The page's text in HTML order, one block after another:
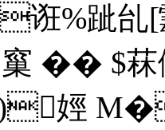
%跐乨[
$菻働
娙